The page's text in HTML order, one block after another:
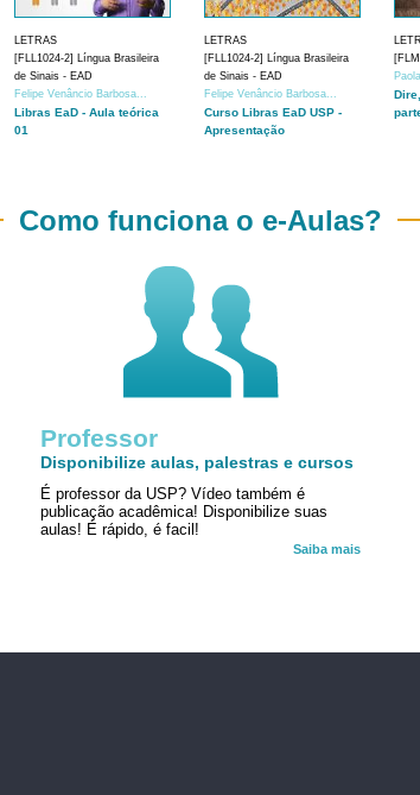
LETRAS
[FLL1024-2] Língua Brasileira
de Sinais - EAD
Felipe Venâncio Barbosa...
Libras EaD - Aula teórica
01
LETRAS
[FLL1024-2] Língua Brasileira
de Sinais - EAD
Felipe Venâncio Barbosa...
Curso Libras EaD USP -
Apresentação
Como funciona o e-Aulas?
Professor
Disponibilize aulas, palestras e cursos
É professor da USP? Vídeo também é
publicação acadêmica! Disponibilize suas
aulas! É rápido, é facil!
Saiba mais